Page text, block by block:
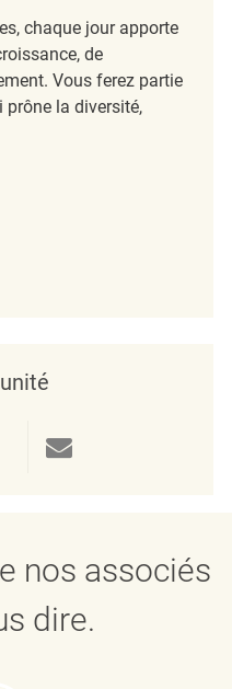
chaque jour apporte
de
Vous ferez partie
la diversité,
REQ127897
Facebook
via twitter
nos associés
dire.